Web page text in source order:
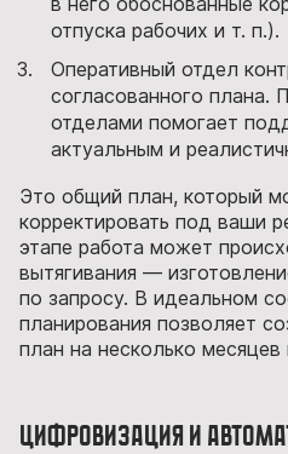
отпуска рабочих и т. п.).
Оперативный отдел
согласованного плана.
отделами помогает
актуальным и
Это общий план, который
корректировать под ваши
этапе работа может
вытягивания —
по запросу. В идеальном
планирования позволяет
план на несколько месяцев
Цифровизация и